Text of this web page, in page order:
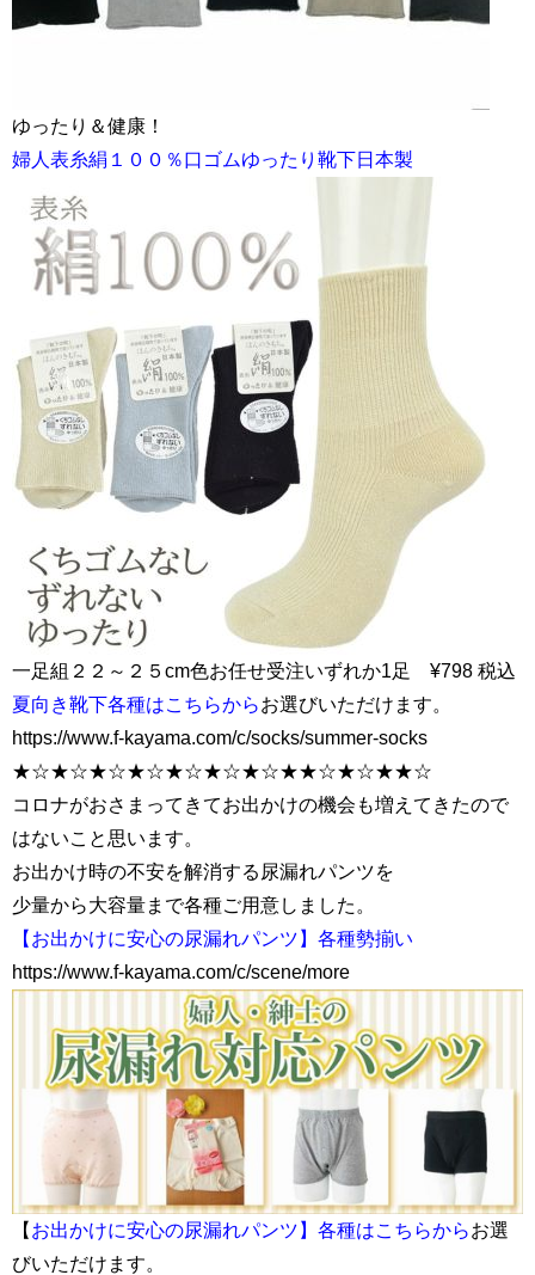
ゆったり＆健康！
婦人表糸絹１００％口ゴムゆったり靴下日本製
一足組２２～２５cm色お任せ受注いずれか1足 ¥798 税込
夏向き靴下各種はこちらからお選びいただけます。
https://www.f-kayama.com/c/socks/summer-socks
★☆★☆★☆★☆★☆★☆★☆★★☆★☆★★☆
コロナがおさまってきてお出かけの機会も増えてきたので
はないこと思います。
お出かけ時の不安を解消する尿漏れパンツを
少量から大容量まで各種ご用意しました。
【お出かけに安心の尿漏れパンツ】各種勢揃い
https://www.f-kayama.com/c/scene/more
【 お出かけに安心の尿漏れパンツ】各種はこちらからお選
びいただけます。